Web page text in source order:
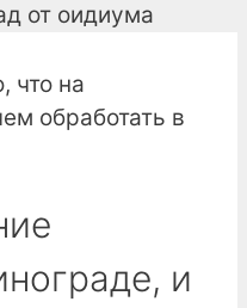
от оидиума
и